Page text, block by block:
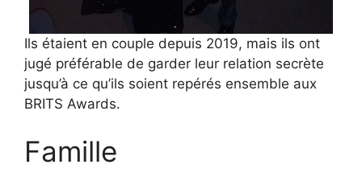
Ils étaient en couple depuis 2019, mais ils ont
jugé préférable de garder leur relation secrète
jusqu’à ce qu’ils soient repérés ensemble aux
BRITS Awards.
Famille